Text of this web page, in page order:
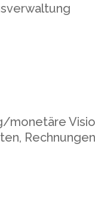
monetäre